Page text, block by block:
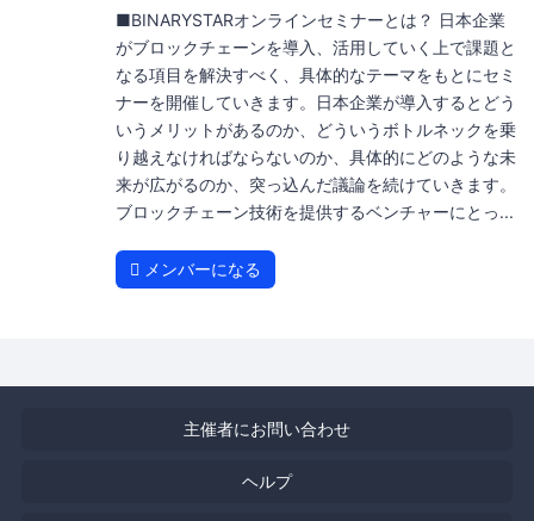
■BINARYSTARオンラインセミナーとは？ 日本企業
がブロックチェーンを導入、活用していく上で課題と
なる項目を解決すべく、具体的なテーマをもとにセミ
ナーを開催していきます。日本企業が導入するとどう
いうメリットがあるのか、どういうボトルネックを乗
り越えなければならないのか、具体的にどのような未
来が広がるのか、突っ込んだ議論を続けていきます。
ブロックチェーン技術を提供するベンチャーにとっ...
メンバーになる
主催者にお問い合わせ
ヘルプ